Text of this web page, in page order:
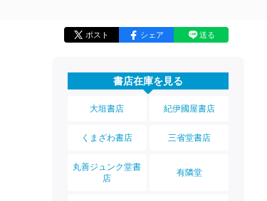
ポスト シェア 送る
書店在庫を見る
大垣書店 紀伊國屋書店
くまざわ書店 三省堂書店
丸善ジュンク堂書
店
有隣堂